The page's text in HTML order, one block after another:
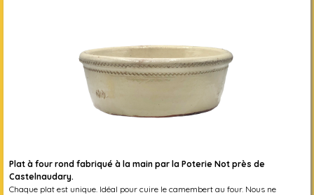
Plat à four rond fabriqué à la main par la Poterie Not près de
Castelnaudary.
Chaque plat est unique. Idéal pour cuire le camembert au four. Nous ne